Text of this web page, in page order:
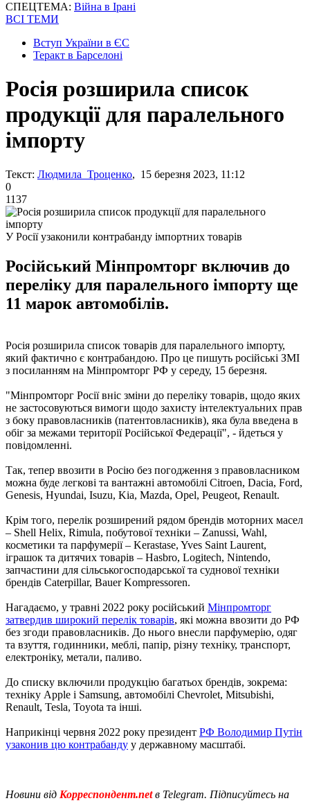
СПЕЦТЕМА: Війна в Ірані
ВСІ ТЕМИ
Вступ України в ЄС
Теракт в Барселоні
Росія розширила список
продукції для паралельного
імпорту
Текст: Людмила Троценко, 15 березня 2023, 11:12
0
1137
У Росії узаконили контрабанду імпортних товарів
Російський Мінпромторг включив до
переліку для паралельного імпорту ще
11 марок автомобілів.
Росія розширила список товарів для паралельного імпорту,
який фактично є контрабандою. Про це пишуть російські ЗМІ
з посиланням на Мінпромторг РФ у середу, 15 березня.
"Мінпромторг Росії вніс зміни до переліку товарів, щодо яких
не застосовуються вимоги щодо захисту інтелектуальних прав
з боку правовласників (патентовласників), яка була введена в
обіг за межами території Російської Федерації", - йдеться у
повідомленні.
Так, тепер ввозити в Росію без погодження з правовласником
можна буде легкові та вантажні автомобілі Citroen, Dacia, Ford,
Genesis, Hyundai, Isuzu, Kia, Mazda, Opel, Peugeot, Renault.
Крім того, перелік розширений рядом брендів моторних масел
– Shell Helix, Rimula, побутової техніки – Zanussi, Wahl,
косметики та парфумерії – Kerastase, Yves Saint Laurent,
іграшок та дитячих товарів – Hasbro, Logitech, Nintendo,
запчастини для сільськогосподарської та суднової техніки
брендів Caterpillar, Bauer Kompressoren.
Нагадаємо, у травні 2022 року російський Мінпромторг
затвердив широкий перелік товарів, які можна ввозити до РФ
без згоди правовласників. До нього внесли парфумерію, одяг
та взуття, годинники, меблі, папір, різну техніку, транспорт,
електроніку, метали, паливо.
До списку включили продукцію багатьох брендів, зокрема:
техніку Apple і Samsung, автомобілі Chevrolet, Mitsubishi,
Renault, Tesla, Toyota та інші.
Наприкінці червня 2022 року президент РФ Володимир Путін
узаконив цю контрабанду у державному масштабі.
Новини від Корреспондент.netв Telegram. Підписуйтесь на